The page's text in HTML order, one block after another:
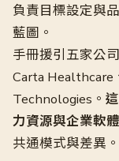
負責目標設定與
藍圖。
手冊援引五家公
Carta Healthcare
Technologies。
力資源與企業軟體
共通模式與差異。